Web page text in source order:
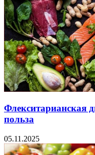
Флекситарианская
польза
05.11.2025